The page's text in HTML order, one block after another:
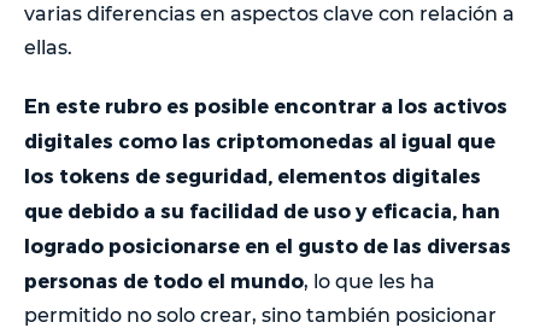
varias diferencias en aspectos clave con relación a
ellas.
En este rubro es posible encontrar a los activos
digitales como las criptomonedas al igual que
los tokens de seguridad, elementos digitales
que debido a su facilidad de uso y eficacia, han
logrado posicionarse en el gusto de las diversas
personas de todo el mundo, lo que les ha
permitido no solo crear, sino también posicionar